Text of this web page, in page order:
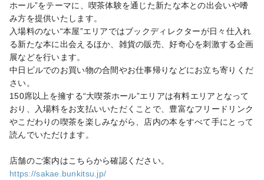
ホール”をテーマに、喫茶体験を通じた新たな本との出会いや嗜
み方を提供いたします。
入場料のない“本屋”エリアではブックディレクターが日々仕入れ
る新たな本に出会えるほか、雑貨の販売、好奇心を刺激する企画
展などを行います。
中日ビルでのお買い物の合間やお仕事帰りなどにお立ち寄りくだ
さい。
150席以上を擁する“大喫茶ホール”エリアは有料エリアとなって
おり、入場料をお支払いいただくことで、豊富なフリードリンク
やこだわりの喫茶を楽しみながら、店内の本をすべて手にとって
読んでいただけます。
https://sakae.bunkitsu.jp/